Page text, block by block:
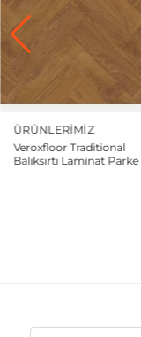
ÜRÜNLERIMIZ
Veroxfloor Pignola
Balıksırtı Laminat Parke